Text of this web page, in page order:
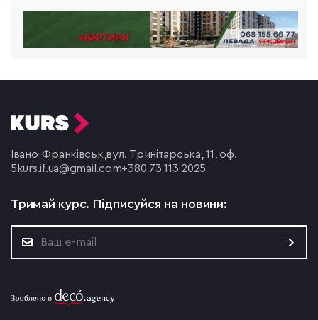
Івано-Франківськ,вул. Тринітарська, 11, оф.
5 kurs.if.ua@gmail.com+380 73 113 2025
Тримай курс. Підписуйся на новини: